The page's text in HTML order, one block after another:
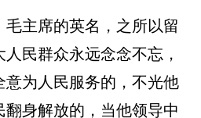
毛主席的英名，之所以留
民群众永远念念不忘，
意为人民服务的，不光他
身解放的，当他领导中